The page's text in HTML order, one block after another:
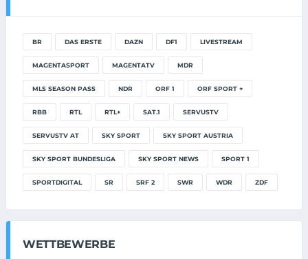
BR DAS ERSTE DAZN DF1 LIVESTREAM
MAGENTASPORT MAGENTATV MDR
MLS SEASON PASS NDR ORF 1 ORF SPORT +
RBB RTL RTL+ SAT.1 SERVUSTV
SERVUSTV AT SKY SPORT SKY SPORT AUSTRIA
SKY SPORT BUNDESLIGA SKY SPORT NEWS SPORT 1
SPORTDIGITAL SR SRF 2 SWR WDR ZDF
WETTBEWERBE